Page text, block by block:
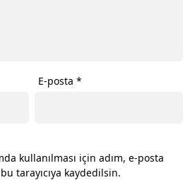
E-posta*
kullanılması için adım, e-posta
tarayıcıya kaydedilsin.